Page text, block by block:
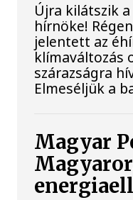
Újra kilátszik
hírnöke!
jelentett az
klímaváltozás
szárazságra
Elmeséljük a
Magyar